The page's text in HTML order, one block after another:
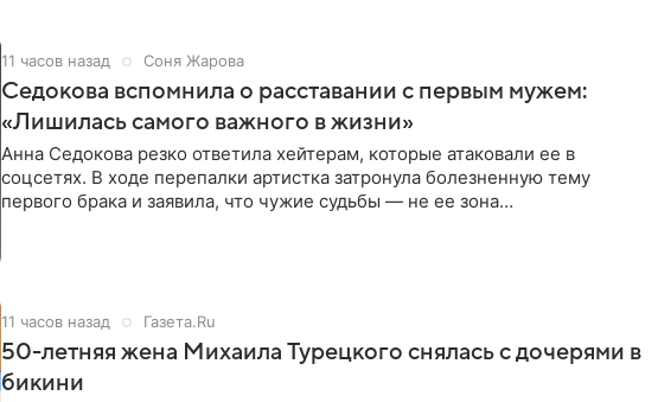
11 часов назад Соня Жарова
Седокова вспомнила о расставании с первым мужем:
«Лишилась самого важного в жизни»
Анна Седокова резко ответила хейтерам, которые атаковали ее в
соцсетях. В ходе перепалки артистка затронула болезненную тему
первого брака и заявила, что чужие судьбы — не ее зона
11 часов назад Газета.Ru
50-летняя жена Михаила Турецкого снялась с дочерями в
бикини